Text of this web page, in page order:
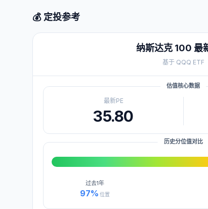
💰 定投参考
纳斯达克 100 最
基于 QQQ ETF
估值核心数据
最新PE
35.80
历史分位值对比
过去1年
97% 位置